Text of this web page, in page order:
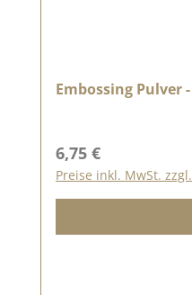
Embossing Pulver
Regulärer Preis:
6,75 €
Preise inkl. MwSt.